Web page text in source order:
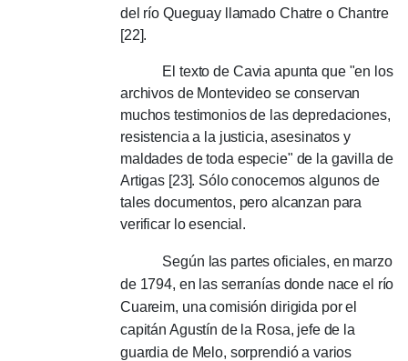
del río Queguay llamado Chatre o Chantre
[22].
El texto de Cavia apunta que "en los
archivos de Montevideo se conservan
muchos testimonios de las depredaciones,
resistencia a la justicia, asesinatos y
maldades de toda especie" de la gavilla de
Artigas [23]. Sólo conocemos algunos de
tales documentos, pero alcanzan para
verificar lo esencial.
Según las partes oficiales, en marzo
de 1794, en las serranías donde nace el río
Cuareim, una comisión dirigida por el
capitán Agustín de la Rosa, jefe de la
guardia de Melo, sorprendió a varios